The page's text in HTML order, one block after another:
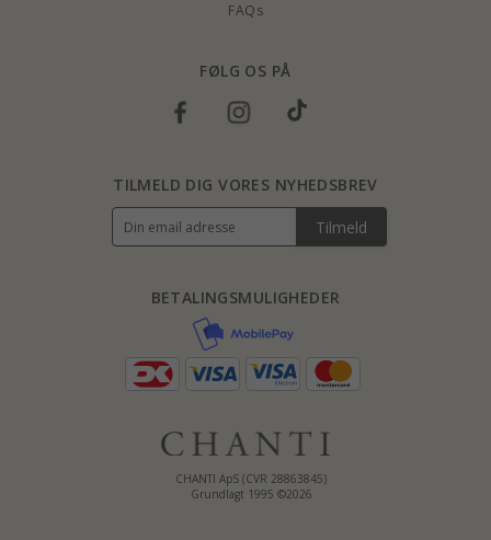
FAQs
FØLG OS PÅ
CHANTI ApS (CVR 28863845)
Grundlagt 1995 ©2026
BETALINGSMULIGHEDER
TILMELD DIG VORES NYHEDSBREV
Tilmeld